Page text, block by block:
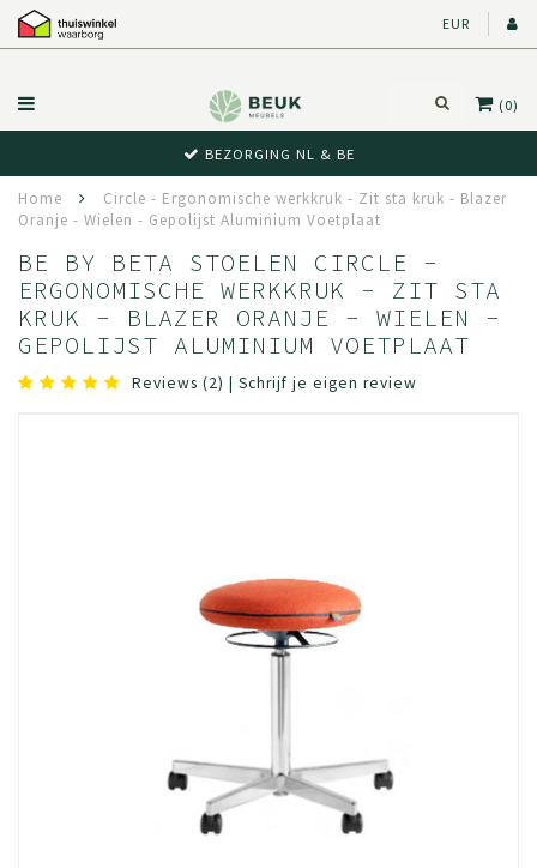
EUR
(0)
BEZORGING NL & BE
Home
Circle - Ergonomische werkkruk - Zit sta kruk - Blazer
Oranje - Wielen - Gepolijst Aluminium Voetplaat
BE BY BETA STOELEN CIRCLE -
ERGONOMISCHE WERKKRUK - ZIT STA
KRUK - BLAZER ORANJE - WIELEN -
GEPOLIJST ALUMINIUM VOETPLAAT
Reviews (2) | Schrijf je eigen review